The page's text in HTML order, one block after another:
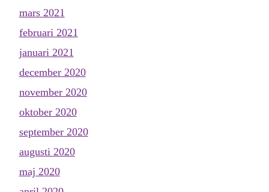
mars 2021
februari 2021
januari 2021
december 2020
november 2020
oktober 2020
september 2020
augusti 2020
maj 2020